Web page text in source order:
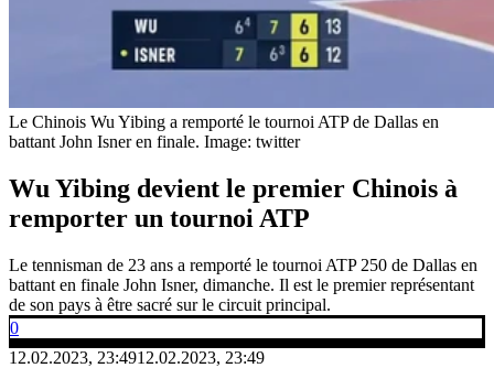
Le Chinois Wu Yibing a remporté le tournoi ATP de Dallas en
battant John Isner en finale. Image: twitter
Wu Yibing devient le premier Chinois à
remporter un tournoi ATP
Le tennisman de 23 ans a remporté le tournoi ATP 250 de Dallas en
battant en finale John Isner, dimanche. Il est le premier représentant
de son pays à être sacré sur le circuit principal.
0
12.02.2023, 23:4912.02.2023, 23:49